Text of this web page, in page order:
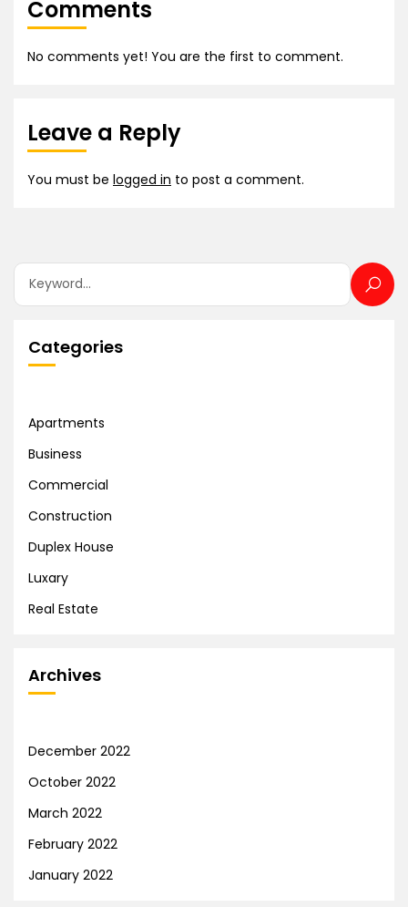
Comments
No comments yet! You are the first to comment.
Leave a Reply
You must be logged in to post a comment.
Categories
Apartments
Business
Commercial
Construction
Duplex House
Luxary
Real Estate
Archives
December 2022
October 2022
March 2022
February 2022
January 2022